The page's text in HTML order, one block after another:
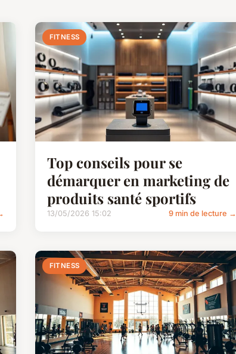
FITNESS
Top conseils pour se
démarquer en marketing de
produits santé sportifs
13/05/2026 15:02 9 min de lecture →
FITNESS